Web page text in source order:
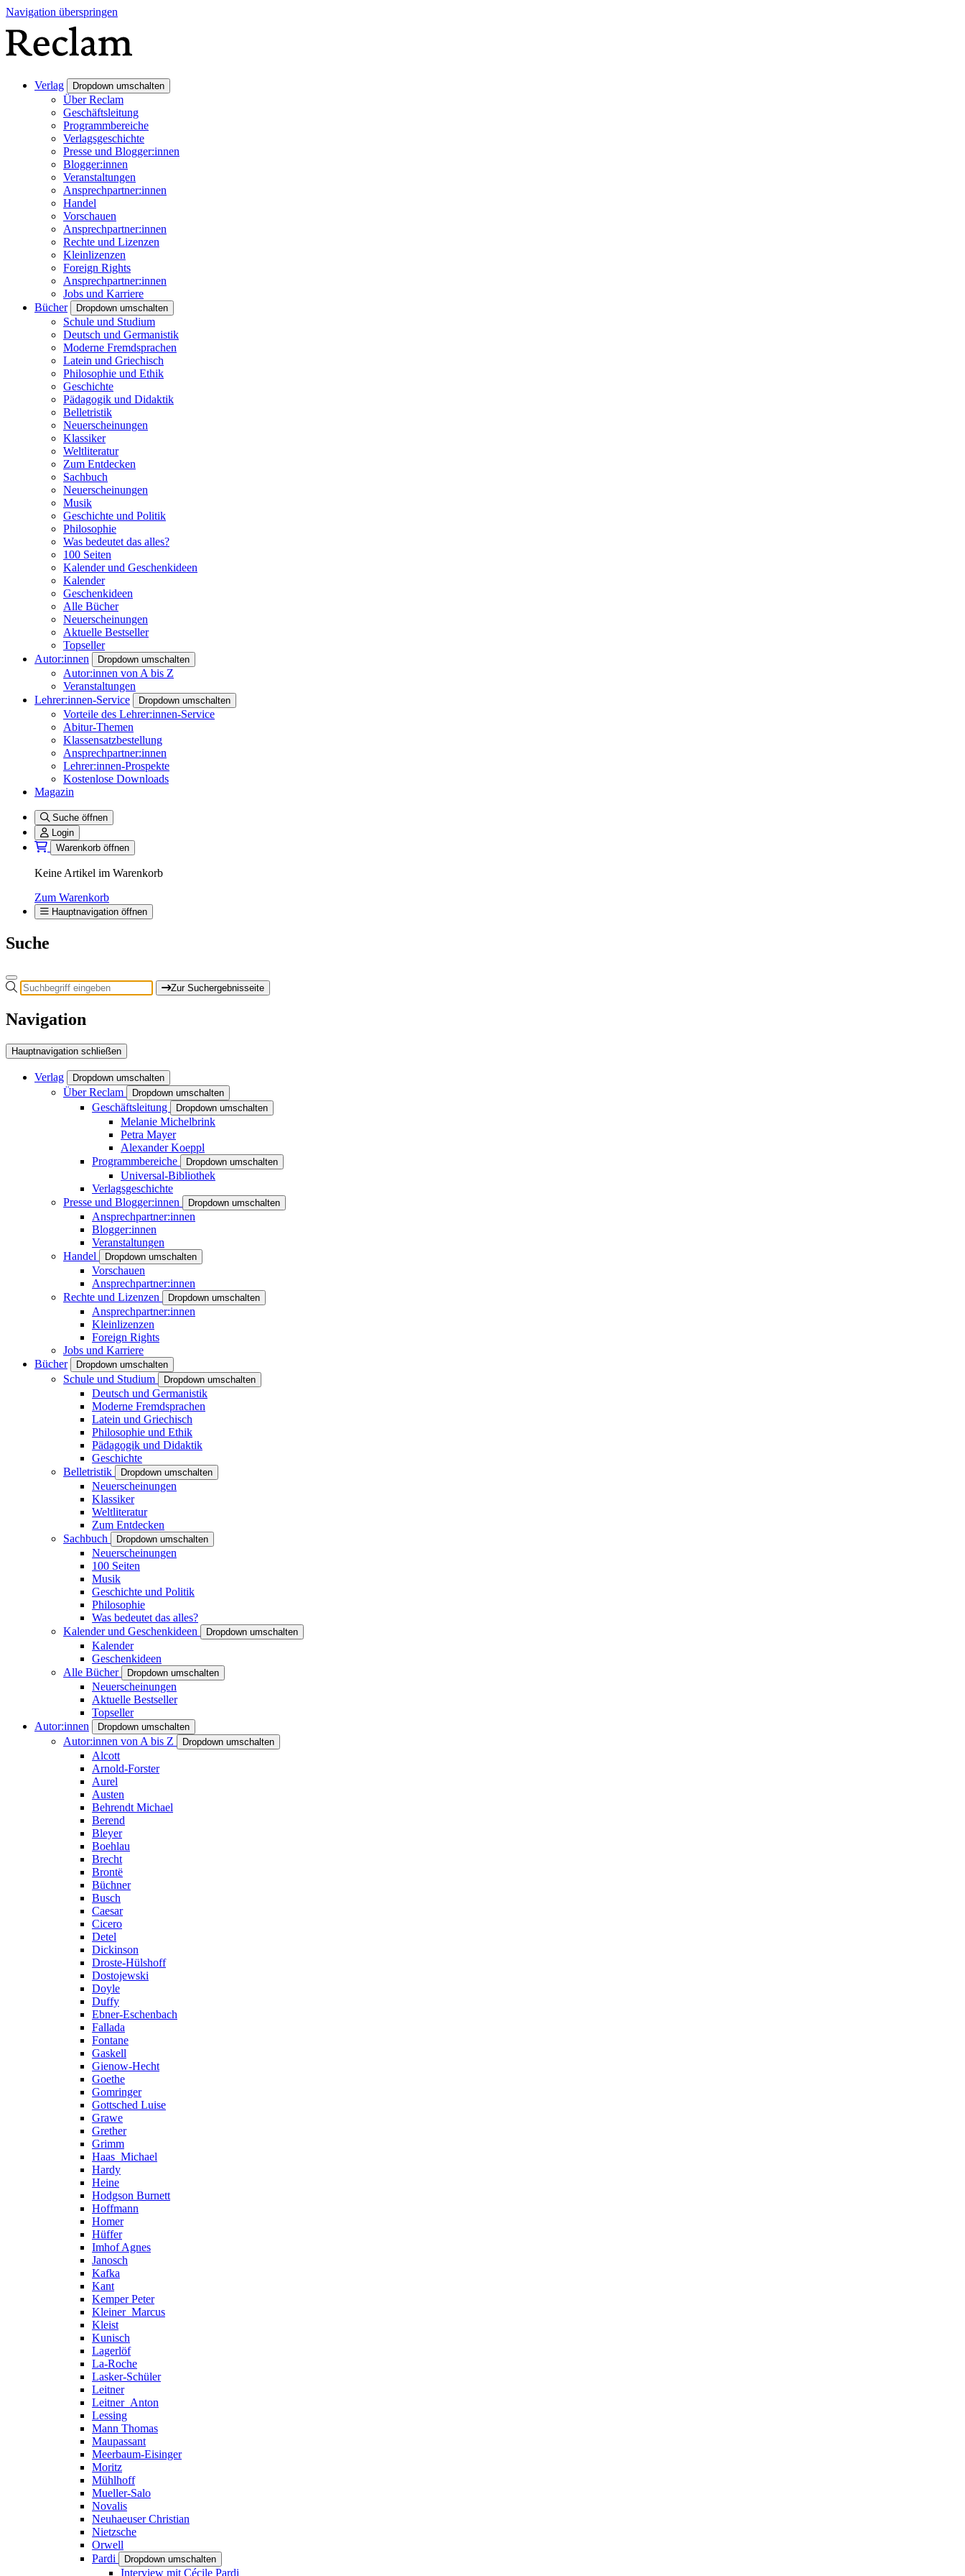
Navigation überspringen
Verlag Dropdown umschalten
Über Reclam
Geschäftsleitung
Programmbereiche
Verlagsgeschichte
Presse und Blogger:innen
Blogger:innen
Veranstaltungen
Ansprechpartner:innen
Handel
Vorschauen
Ansprechpartner:innen
Rechte und Lizenzen
Kleinlizenzen
Foreign Rights
Ansprechpartner:innen
Jobs und Karriere
Bücher
Dropdown umschalten
Schule und Studium
Deutsch und Germanistik
Moderne Fremdsprachen
Latein und Griechisch
Philosophie und Ethik
Geschichte
Pädagogik und Didaktik
Belletristik
Neuerscheinungen
Klassiker
Weltliteratur
Zum Entdecken
Sachbuch
Neuerscheinungen
Musik
Geschichte und Politik
Philosophie
Was bedeutet das alles?
100 Seiten
Kalender und Geschenkideen
Kalender
Geschenkideen
Alle Bücher
Neuerscheinungen
Aktuelle Bestseller
Topseller
Autor:innen
Dropdown umschalten
Autor:innen von A bis Z
Veranstaltungen
Lehrer:innen-Service
Dropdown umschalten
Vorteile des Lehrer:innen-Service
Abitur-Themen
Klassensatzbestellung
Ansprechpartner:innen
Lehrer:innen-Prospekte
Kostenlose Downloads
Magazin
Suche öffnen
Login
Warenkorb öffnen
Keine Artikel im Warenkorb
Zum Warenkorb
Hauptnavigation öffnen
Suche
Zur Suchergebnisseite
Navigation
Hauptnavigation schließen
Verlag Dropdown umschalten
Über Reclam Dropdown umschalten
Geschäftsleitung Dropdown umschalten
Melanie Michelbrink
Petra Mayer
Alexander Koeppl
Programmbereiche
Dropdown umschalten
Universal-Bibliothek
Verlagsgeschichte
Presse und Blogger:innen
Dropdown umschalten
Ansprechpartner:innen
Blogger:innen
Veranstaltungen
Handel
Dropdown umschalten
Vorschauen
Ansprechpartner:innen
Rechte und Lizenzen
Dropdown umschalten
Ansprechpartner:innen
Kleinlizenzen
Foreign Rights
Jobs und Karriere
Bücher
Dropdown umschalten
Schule und Studium Dropdown umschalten
Deutsch und Germanistik
Moderne Fremdsprachen
Latein und Griechisch
Philosophie und Ethik
Pädagogik und Didaktik
Geschichte
Belletristik
Dropdown umschalten
Neuerscheinungen
Klassiker
Weltliteratur
Zum Entdecken
Sachbuch
Dropdown umschalten
Neuerscheinungen
100 Seiten
Musik
Geschichte und Politik
Philosophie
Was bedeutet das alles?
Kalender und Geschenkideen
Dropdown umschalten
Kalender
Geschenkideen
Alle Bücher
Dropdown umschalten
Neuerscheinungen
Aktuelle Bestseller
Topseller
Autor:innen
Dropdown umschalten
Autor:innen von A bis Z Dropdown umschalten
Alcott
Arnold-Forster
Aurel
Austen
Behrendt Michael
Berend
Bleyer
Boehlau
Brecht
Brontë
Büchner
Busch
Caesar
Cicero
Detel
Dickinson
Droste-Hülshoff
Dostojewski
Doyle
Duffy
Ebner-Eschenbach
Fallada
Fontane
Gaskell
Gienow-Hecht
Goethe
Gomringer
Gottsched Luise
Grawe
Grether
Grimm
Haas_Michael
Hardy
Heine
Hodgson Burnett
Hoffmann
Homer
Hüffer
Imhof Agnes
Janosch
Kafka
Kant
Kemper Peter
Kleiner_Marcus
Kleist
Kunisch
Lagerlöf
La-Roche
Lasker-Schüler
Leitner
Leitner_Anton
Lessing
Mann Thomas
Maupassant
Meerbaum-Eisinger
Moritz
Mühlhoff
Mueller-Salo
Novalis
Neuhaeuser Christian
Nietzsche
Orwell
Pardi
Dropdown umschalten
Interview mit Cécile Pardi